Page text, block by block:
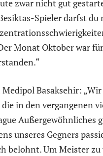
zwar nicht gut
Spieler darfst
Monat Oktober war
Basaksehir:
in den vergangenen
unseres Gegners
belohnt. Um Meister